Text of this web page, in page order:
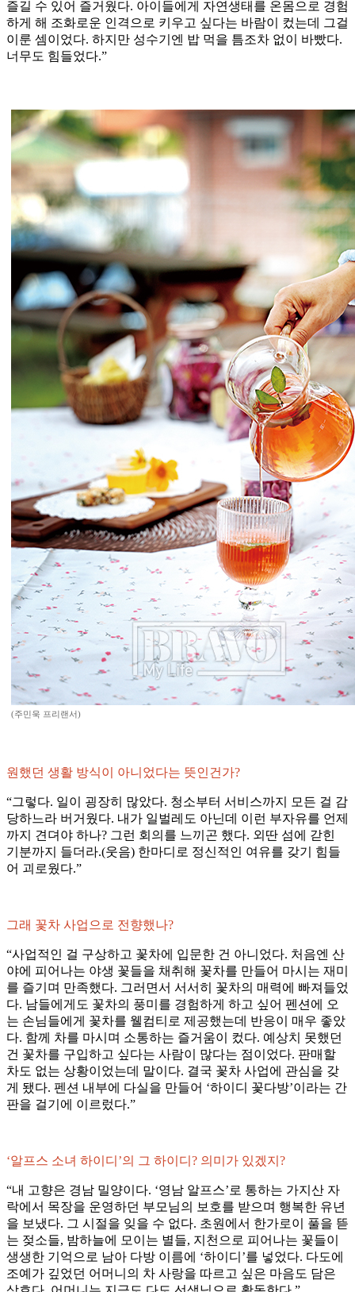
즐길 수 있어 즐거웠다. 아이들에게 자연생태를 온몸으로 경험
하게 해 조화로운 인격으로 키우고 싶다는 바람이 컸는데 그걸
이룬 셈이었다. 하지만 성수기엔 밥 먹을 틈조차 없이 바빴다.
너무도 힘들었다.”
(주민욱 프리랜서)
원했던 생활 방식이 아니었다는 뜻인건가?
“그렇다. 일이 굉장히 많았다. 청소부터 서비스까지 모든 걸 감
당하느라 버거웠다. 내가 일벌레도 아닌데 이런 부자유를 언제
까지 견뎌야 하나? 그런 회의를 느끼곤 했다. 외딴 섬에 갇힌
기분까지 들더라.(웃음) 한마디로 정신적인 여유를 갖기 힘들
어 괴로웠다.”
그래 꽃차 사업으로 전향했나?
“사업적인 걸 구상하고 꽃차에 입문한 건 아니었다. 처음엔 산
야에 피어나는 야생 꽃들을 채취해 꽃차를 만들어 마시는 재미
를 즐기며 만족했다. 그러면서 서서히 꽃차의 매력에 빠져들었
다. 남들에게도 꽃차의 풍미를 경험하게 하고 싶어 펜션에 오
는 손님들에게 꽃차를 웰컴티로 제공했는데 반응이 매우 좋았
다. 함께 차를 마시며 소통하는 즐거움이 컸다. 예상치 못했던
건 꽃차를 구입하고 싶다는 사람이 많다는 점이었다. 판매할
차도 없는 상황이었는데 말이다. 결국 꽃차 사업에 관심을 갖
게 됐다. 펜션 내부에 다실을 만들어 ‘하이디 꽃다방’이라는 간
판을 걸기에 이르렀다.”
‘알프스 소녀 하이디’의 그 하이디? 의미가 있겠지?
“내 고향은 경남 밀양이다. ‘영남 알프스’로 통하는 가지산 자
락에서 목장을 운영하던 부모님의 보호를 받으며 행복한 유년
을 보냈다. 그 시절을 잊을 수 없다. 초원에서 한가로이 풀을 뜯
는 젖소들, 밤하늘에 모이는 별들, 지천으로 피어나는 꽃들이
생생한 기억으로 남아 다방 이름에 ‘하이디’를 넣었다. 다도에
조예가 깊었던 어머니의 차 사랑을 따르고 싶은 마음도 담은